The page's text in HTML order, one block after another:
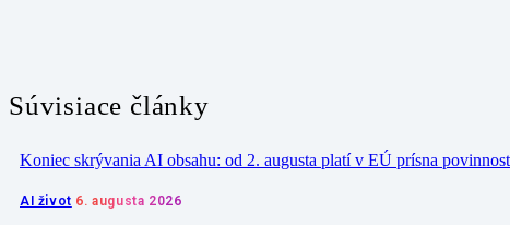
Súvisiace články
Koniec skrývania AI obsahu: od 2. augusta platí v EÚ prísna
AI život 6. augusta 2026